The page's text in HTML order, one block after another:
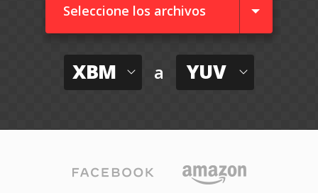
Seleccione los archivos
XBM a YUV